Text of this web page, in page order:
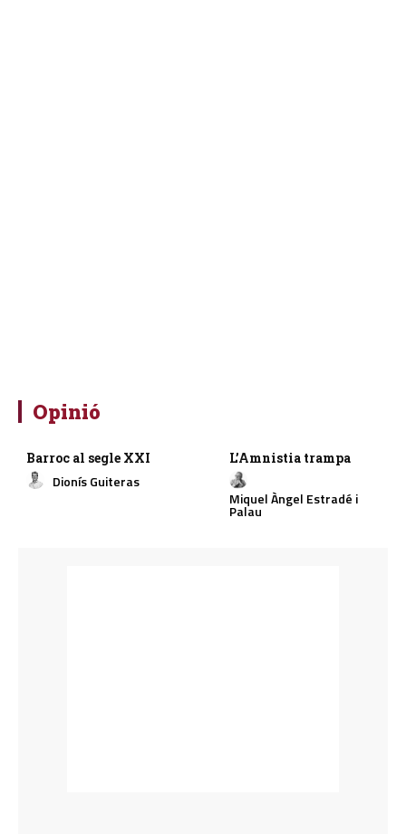
Opinió
Barroc al segle XXI
Dionís Guiteras
L’Amnistia trampa
Miquel Àngel Estradé i
Palau